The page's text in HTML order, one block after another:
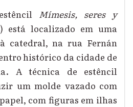
Mímesis, seres y
está localizado em uma
catedral, na rua Fernán
histórico da cidade de
A técnica de estêncil
um molde vazado com
com figuras em ilhas